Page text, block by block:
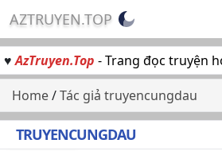
AZTRUYEN.TOP
♥AzTruyen.Top - Trang đọc truyện
Home/Tác giả truyencungdau
TRUYENCUNGDAU